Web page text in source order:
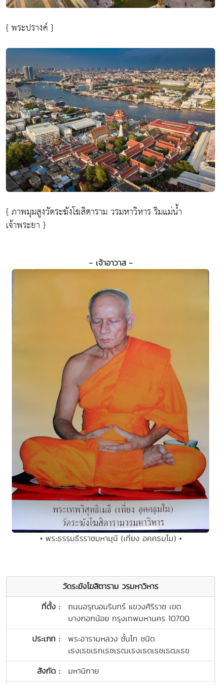
{ พระปรางค์ }
{ ภาพมุมสูงวัดระฆังโฆสิตาราม วรมหาวิหาร ริมแม่น้ำ
เจ้าพระยา }
- เจ้าอาวาส -
• พระธรรมธีรราชมหามุนี (เที่ยง อคฺคธมฺโม) •
วัดระฆังโฆสิตาราม วรมหาวิหาร
ที่ตั้ง :
ถนนอรุณอมรินทร์ แขวงศิริราช เขต
บางกอกน้อย กรุงเทพมหานคร 10700
ประเภท :
พระอารามหลวง ชั้นโท ชนิด
เธงเธฃเธกเธซเธฒเธงเธดเธซเธฒเธฃ
สังกัด :
มหานิกาย